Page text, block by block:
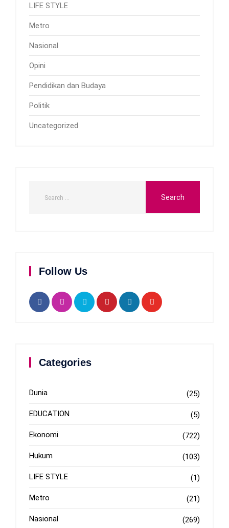
LIFE STYLE
Metro
Nasional
Opini
Pendidikan dan Budaya
Politik
Uncategorized
Follow Us
Categories
Dunia (25)
EDUCATION (5)
Ekonomi (722)
Hukum (103)
LIFE STYLE (1)
Metro (21)
Nasional (269)